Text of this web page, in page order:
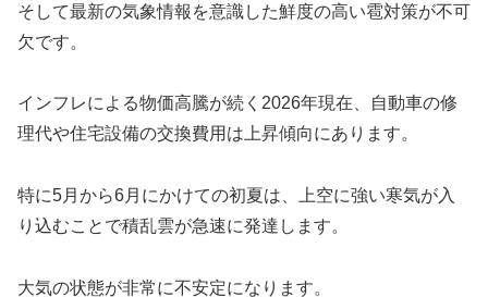
そして最新の気象情報を意識した鮮度の高い雹対策が不可
欠です。
インフレによる物価高騰が続く2026年現在、自動車の修
理代や住宅設備の交換費用は上昇傾向にあります。
特に5月から6月にかけての初夏は、上空に強い寒気が入
り込むことで積乱雲が急速に発達します。
大気の状態が非常に不安定になります。